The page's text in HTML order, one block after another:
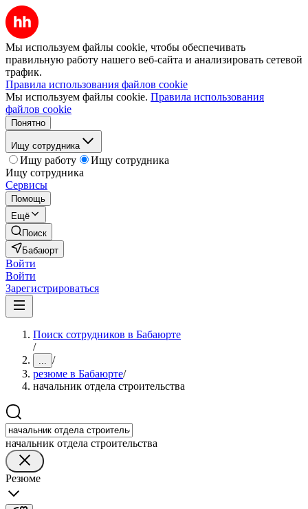
Мы используем файлы cookie, чтобы обеспечивать
правильную работу нашего веб-сайта и анализировать сетевой
трафик.
Правила использования файлов cookie
Мы используем файлы cookie. Правила использования
файлов cookie
Понятно
Ищу сотрудника
Ищу работу
Ищу сотрудника
Ищу сотрудника
Сервисы
Помощь
Ещё
Поиск
Бабаюрт
Войти
Войти
Зарегистрироваться
Поиск сотрудников в Бабаюрте
/
... /
резюме в Бабаюрте/
начальник отдела строительства
начальник отдела строительства
Резюме